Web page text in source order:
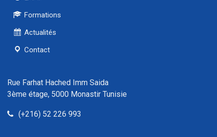
Formations
Actualités
Contact
Rue Farhat Hached Imm Saida
3ème étage, 5000 Monastir Tunisie
(+216) 52 226 993